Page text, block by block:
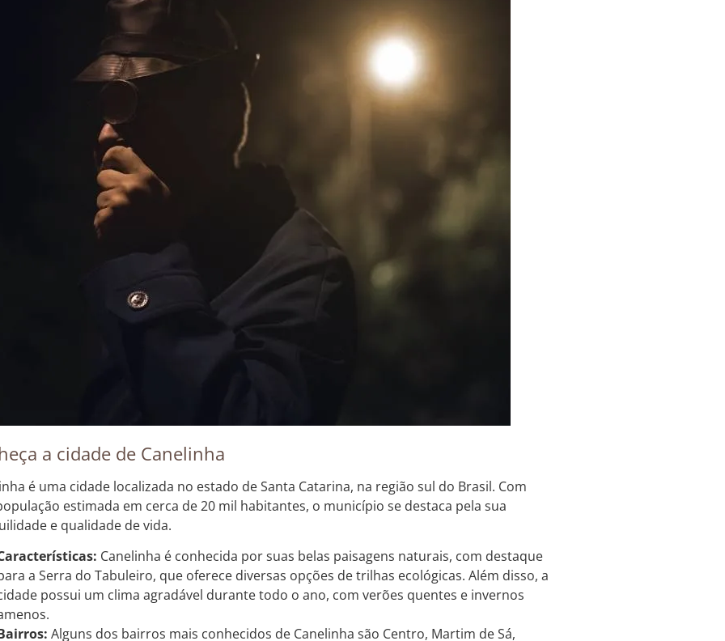
a cidade de Canelinha
é uma cidade localizada no estado de Santa Catarina, na região sul do Brasil. Com
estimada em cerca de 20 mil habitantes, o município se destaca pela sua
e qualidade de vida.
Canelinha é conhecida por suas belas paisagens naturais, com destaque
a Serra do Tabuleiro, que oferece diversas opções de trilhas ecológicas. Além disso, a
possui um clima agradável durante todo o ano, com verões quentes e invernos
Alguns dos bairros mais conhecidos de Canelinha são Centro, Martim de Sá,